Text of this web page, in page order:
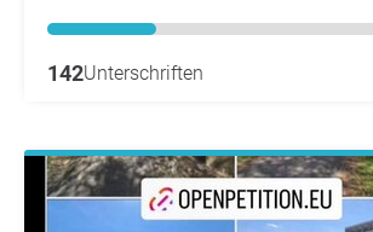
142Unterschriften